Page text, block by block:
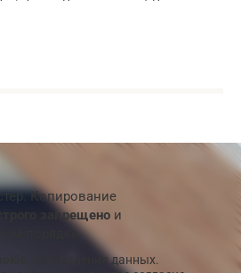
Копирование
строго запрещено и
порядке
для хранения данных.